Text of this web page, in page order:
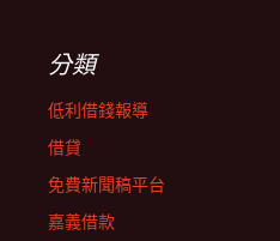
分類
低利借錢報導
借貸
免費新聞稿平台
嘉義借款